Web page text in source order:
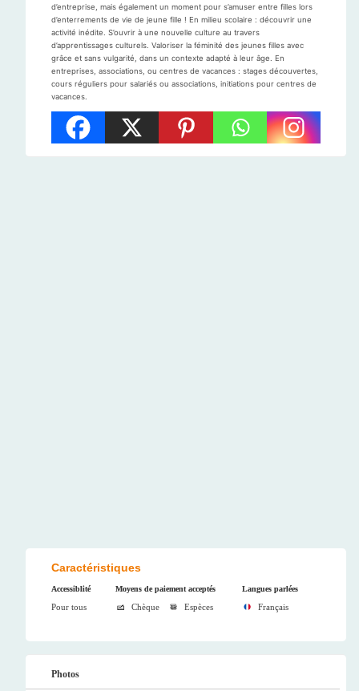
d’entreprise, mais également un moment pour s’amuser entre filles lors
d’enterrements de vie de jeune fille ! En milieu scolaire : découvrir une
activité inédite. S’ouvrir à une nouvelle culture au travers
d’apprentissages culturels. Valoriser la féminité des jeunes filles avec
grâce et sans vulgarité, dans un contexte adapté à leur âge. En
entreprises, associations, ou centres de vacances : stages découvertes,
cours réguliers pour salariés ou associations, initiations pour centres de
vacances.
Caractéristiques
Accessiblité
Pour tous
Moyens de paiement acceptés
Chèque Espèces
Langues parlées
Français
Photos